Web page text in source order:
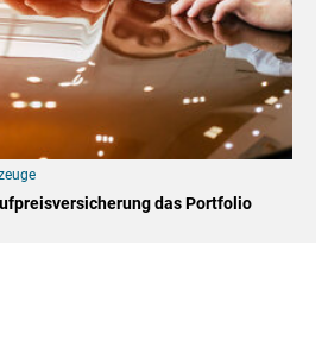
das Portfolio